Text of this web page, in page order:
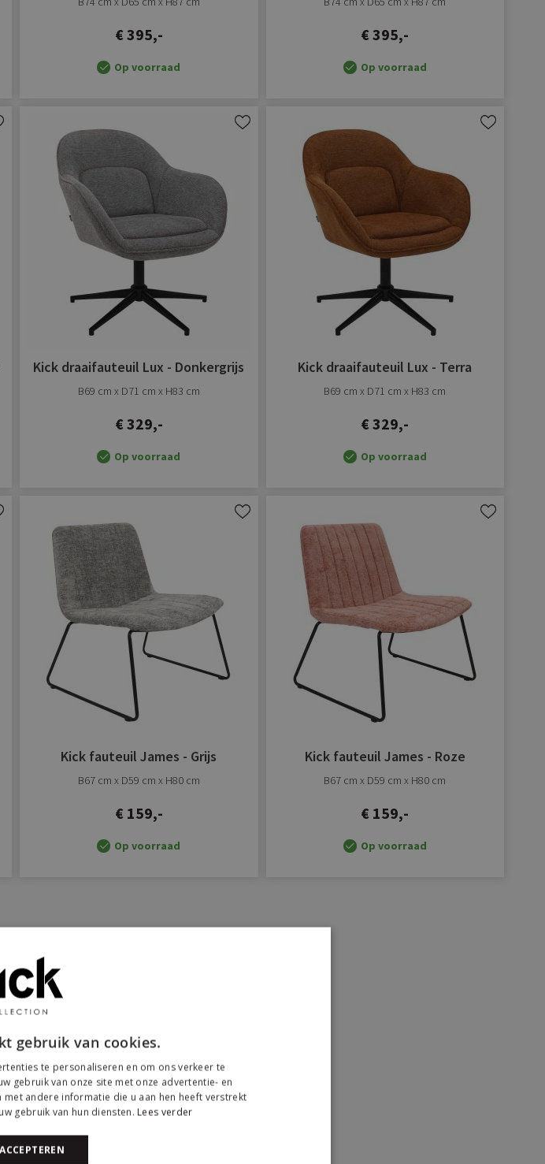
€ 395,-
Op voorraad
€ 395,-
Op voorraad
Kick draaifauteuil Lux - Donkergrijs
B69 cm x D71 cm x H83 cm
€ 329,-
Op voorraad
Kick draaifauteuil Lux - Terra
B69 cm x D71 cm x H83 cm
€ 329,-
Op voorraad
Kick fauteuil James - Grijs
B67 cm x D59 cm x H80 cm
€ 159,-
Op voorraad
Kick fauteuil James - Roze
B67 cm x D59 cm x H80 cm
€ 159,-
Op voorraad
gebruik van cookies.
te personaliseren en om ons verkeer te
gebruik van onze site met onze advertentie- en
andere informatie die u aan hen heeft verstrekt
gebruik van hun diensten. Lees verder